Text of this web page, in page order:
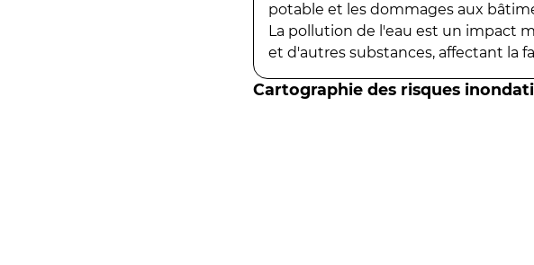
potable et les dommages aux
La pollution de l'eau est un impact
et d'autres substances, affectant la
Cartographie des risques